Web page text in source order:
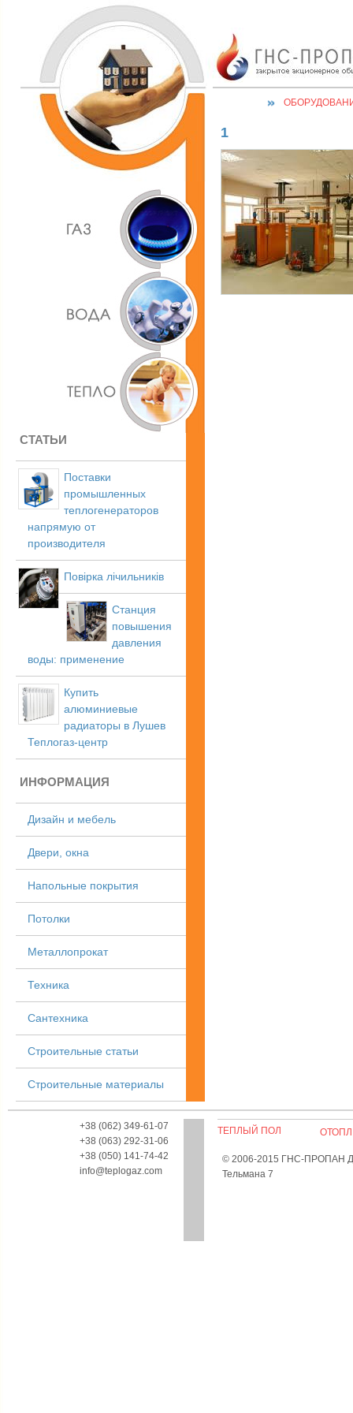
СТАТЬИ
Поставки
промышленных
теплогенераторов
напрямую от
производителя
Повірка лічильників
Станция
повышения
давления
воды: применение
Купить
алюминиевые
радиаторы в Лушев
Теплогаз-центр
ИНФОРМАЦИЯ
Дизайн и мебель
Двери, окна
Напольные покрытия
Потолки
Металлопрокат
Техника
Сантехника
Строительные статьи
Строительные материалы
1
+38 (062) 349-61-07
+38 (063) 292-31-06
+38 (050) 141-74-42
info@teplogaz.com
ТЕПЛЫЙ ПОЛ
© 2006-2015 ГНС-ПРОПАН
Тельмана 7